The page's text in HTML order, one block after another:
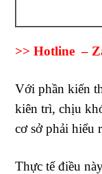
>> Hotline –
Với phần kiến
kiên trì, chịu
cơ sở phải hiểu
Thực tế điều